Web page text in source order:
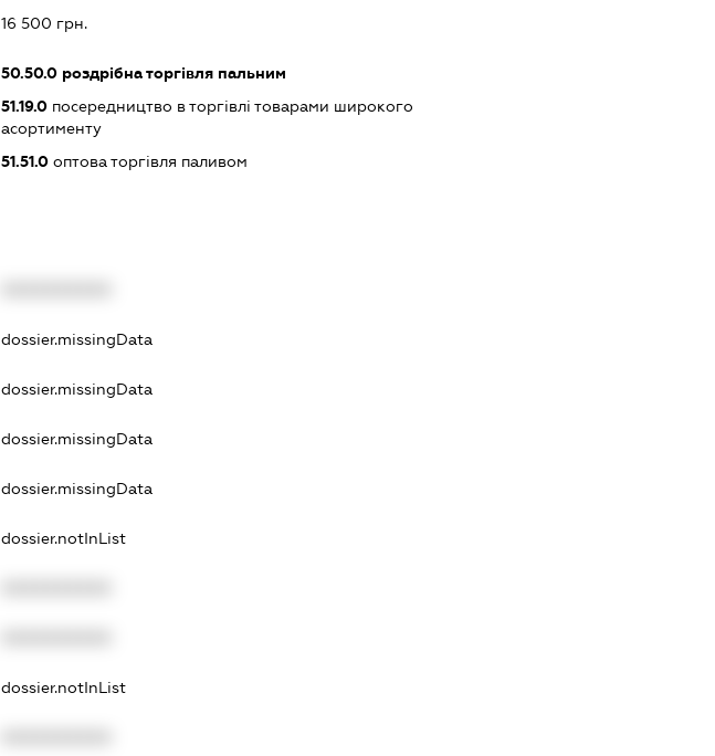
16 500 грн.
50.50.0роздрібна торгівля пальним
51.19.0посередництво в торгівлі товарами широкого
асортименту
51.51.0оптова торгівля паливом
dossier.missingData
dossier.missingData
dossier.missingData
dossier.missingData
dossier.notInList
dossier.notInList